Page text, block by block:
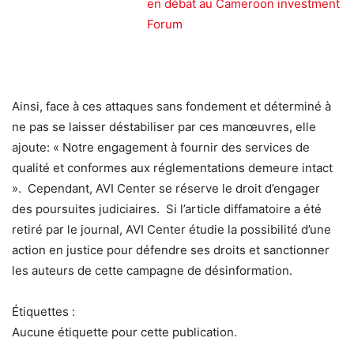
en débat au Cameroon investment
Forum
Ainsi, face à ces attaques sans fondement et déterminé à
ne pas se laisser déstabiliser par ces manœuvres, elle
ajoute: « Notre engagement à fournir des services de
qualité et conformes aux réglementations demeure intact
». Cependant, AVI Center se réserve le droit d’engager
des poursuites judiciaires. Si l’article diffamatoire a été
retiré par le journal, AVI Center étudie la possibilité d’une
action en justice pour défendre ses droits et sanctionner
les auteurs de cette campagne de désinformation.
Étiquettes :
Aucune étiquette pour cette publication.